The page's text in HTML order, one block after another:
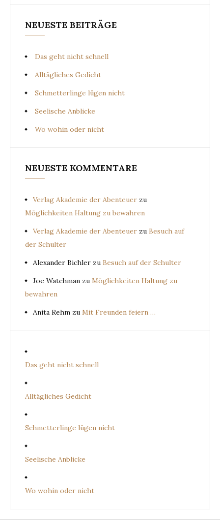
NEUESTE BEITRÄGE
Das geht nicht schnell
Alltägliches Gedicht
Schmetterlinge lügen nicht
Seelische Anblicke
Wo wohin oder nicht
NEUESTE KOMMENTARE
Verlag Akademie der Abenteuer zu
Möglichkeiten Haltung zu bewahren
Verlag Akademie der Abenteuer zu Besuch auf
der Schulter
Alexander Bichler zu Besuch auf der Schulter
Joe Watchman zu Möglichkeiten Haltung zu
bewahren
Anita Rehm zu Mit Freunden feiern …
Das geht nicht schnell
Alltägliches Gedicht
Schmetterlinge lügen nicht
Seelische Anblicke
Wo wohin oder nicht